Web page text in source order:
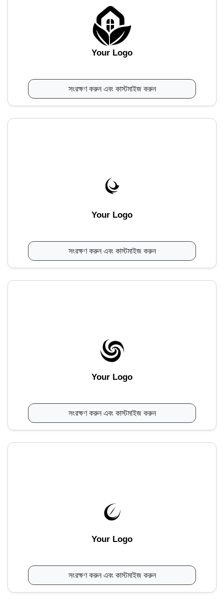
Your Logo
সংরক্ষণ করুন এবং কাস্টমাইজ করুন
Your Logo
সংরক্ষণ করুন এবং কাস্টমাইজ করুন
Your Logo
সংরক্ষণ করুন এবং কাস্টমাইজ করুন
Your Logo
সংরক্ষণ করুন এবং কাস্টমাইজ করুন